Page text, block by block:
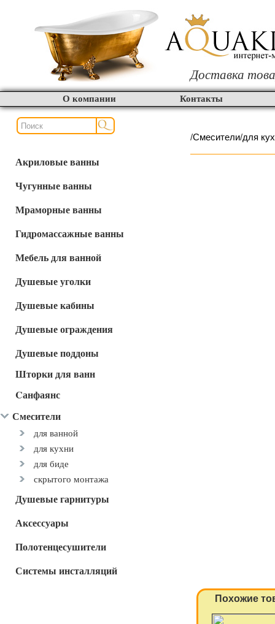
Доставка
О компании Контакты
Акриловые ванны
Чугунные ванны
Мраморные ванны
Гидромассажные ванны
Мебель для ванной
Душевые уголки
Душевые кабины
Душевые ограждения
Душевые поддоны
Шторки для ванн
Cанфаянс
Смесители
для ванной
для кухни
для биде
скрытого монтажа
Душевые гарнитуры
Аксессуары
Полотенцесушители
Системы инсталляций
/Смесители/для
Похожие